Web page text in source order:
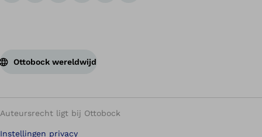
Ottobock wereldwijd
Auteursrecht ligt bij Ottobock
Instellingen privacy